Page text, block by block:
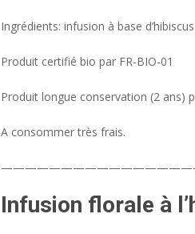
Ingrédients: infusion à base
Produit certifié bio par FR-BIO-01
Produit longue conservation (2 ans)
A consommer très frais.
Infusion florale à